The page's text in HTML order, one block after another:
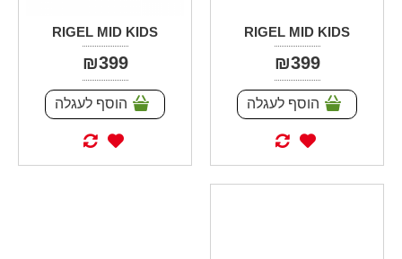
RIGEL MID KIDS
₪399
הוסף לעגלה
RIGEL MID KIDS
₪399
הוסף לעגלה